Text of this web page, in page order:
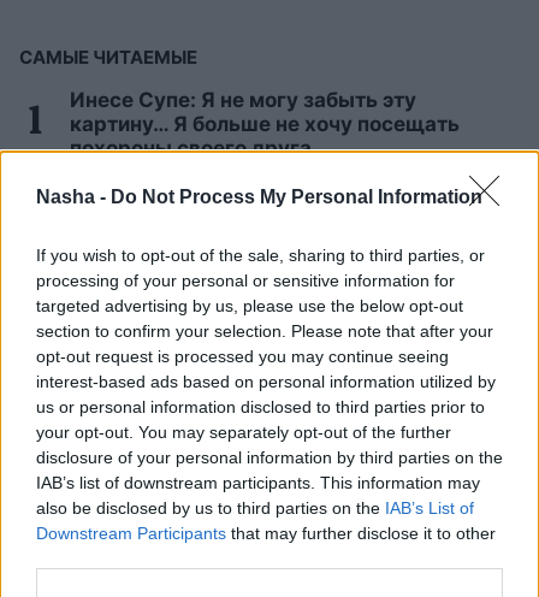
Nasha - Do Not Process My Personal Information
If you wish to opt-out of the sale, sharing to third parties, or
processing of your personal or sensitive information for
targeted advertising by us, please use the below opt-out
section to confirm your selection. Please note that after your
opt-out request is processed you may continue seeing
interest-based ads based on personal information utilized by
us or personal information disclosed to third parties prior to
your opt-out. You may separately opt-out of the further
disclosure of your personal information by third parties on the
IAB’s list of downstream participants. This information may
also be disclosed by us to third parties on the IAB’s List of
Downstream Participants that may further disclose it to other
САМЫЕ ЧИТАЕМЫЕ
Инесе Супе: Я не могу забыть эту
картину… Я больше не хочу посещать
похороны своего друга
Названы самые смертоносные
чтобы вы не нашли в списке свой
автомобиль
Для
этих 3 знаков зодиака август станет
настоящим кошмаром — будь готов уже
сейчас!
«Только богатые пользуются
общественным транспортом?» Семья
хотела прокатиться на поезде, но цена
билетов заставила передумать